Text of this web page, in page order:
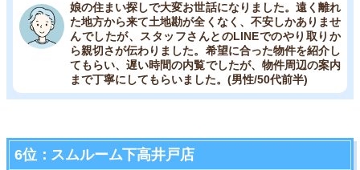
娘の住まい探しで大変お世話になりました。遠く離れ
た地方から来て土地勘が全くなく、不安しかありませ
んでしたが、スタッフさんとのLINEでのやり取りか
ら親切さが伝わりました。希望に合った物件を紹介し
てもらい、遅い時間の内覧でしたが、物件周辺の案内
まで丁寧にしてもらいました。(男性/50代前半)
6位：スムルーム下高井戸店